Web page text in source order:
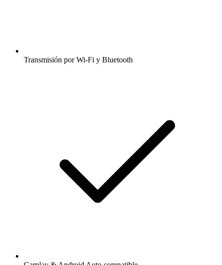
Transmisión por Wi-Fi y Bluetooth